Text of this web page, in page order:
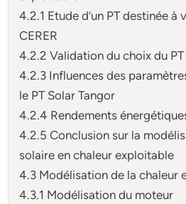
4.2.1 Etude d’un PT destinée à
CERER
4.2.2 Validation du choix du
4.2.3 Influences des
le PT Solar Tangor
4.2.4 Rendements
4.2.5 Conclusion sur la
solaire en chaleur exploitable
4.3 Modélisation de la chaleur
4.3.1 Modélisation du moteur